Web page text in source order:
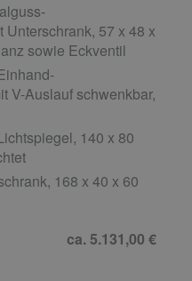
57 x 48 x
sowie Eckventil
V-Auslauf schwenkbar,
140 x 80
168 x 40 x 60
ca. 5.131,00 €